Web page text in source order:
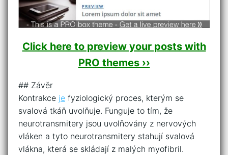
Click here to preview your posts with
PRO themes ››
## Závěr
Kontrakce je fyziologický proces, kterým se
svalová tkáň uvolňuje. Funguje to tím, že
neurotransmitery jsou uvolňovány z nervových
vláken a tyto neurotransmitery stahují svalová
vlákna, která se skládají z malých myofibril.